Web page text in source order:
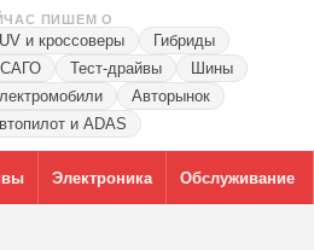
ПИШЕМ О
и кроссоверы
Гибриды
Тест-драйвы
Шины
Авторынок
и ADAS
Электроника Обслуживание